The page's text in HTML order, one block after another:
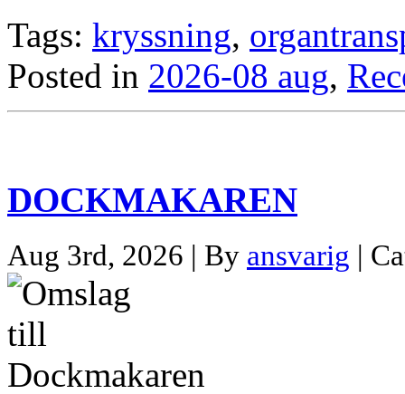
Tags: kryssning,
Posted in 2026-08 aug,
DOCKMAKAREN
Aug 3rd, 2026 | By ansvarig |